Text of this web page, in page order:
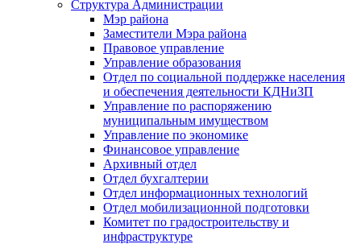
Структура Администрации
Мэр района
Заместители Мэра района
Правовое управление
Управление образования
Отдел по социальной поддержке населения
и обеспечения деятельности КДНиЗП
Управление по распоряжению
муниципальным имуществом
Управление по экономике
Финансовое управление
Архивный отдел
Отдел бухгалтерии
Отдел информационных технологий
Отдел мобилизационной подготовки
Комитет по градостроительству и
инфраструктуре